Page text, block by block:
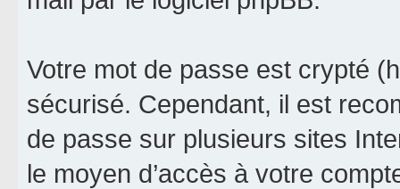
Votre mot de passe est crypté
sécurisé. Cependant, il est
de passe sur plusieurs sites
le moyen d’accès à votre